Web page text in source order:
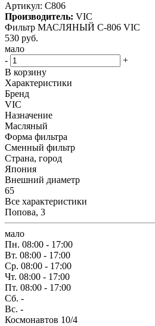
Артикул: C806
Производитель: VIC
Фильтр МАСЛЯНЫЙ C-806 VIC
530 руб.
мало
-
+
В корзину
Характеристики
Бренд
VIC
Назначение
Масляный
Форма фильтра
Сменный фильтр
Страна, город
Япония
Внешний диаметр
65
Все характеристики
Попова, 3
мало
Пн. 08:00 - 17:00
Вт. 08:00 - 17:00
Ср. 08:00 - 17:00
Чт. 08:00 - 17:00
Пт. 08:00 - 17:00
Сб. -
Вс. -
Космонавтов 10/4